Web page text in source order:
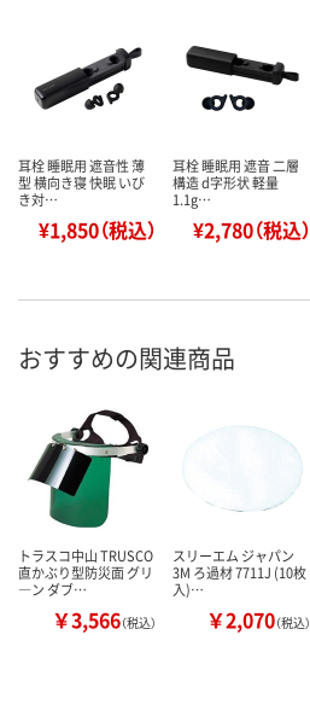
耳栓 睡眠用 遮音性 薄
型 横向き寝 快眠 いび
き対…
¥1,850（税込）
耳栓 睡眠用 遮音 二層
構造 d字形状 軽量
1.1g…
¥2,780（税込）
おすすめの関連商品
トラスコ中山 TRUSCO
直かぶり型防災面 グリ
―ン ダブ…
￥3,566（税込）
スリーエム ジャパン
3M ろ過材 7711J (10枚
入)…
￥2,070（税込）